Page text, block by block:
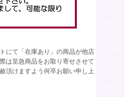
にて「在庫あり」の商品が他店
は至急商品をお取り寄せさせて
頂けますよう何卒お願い申し上